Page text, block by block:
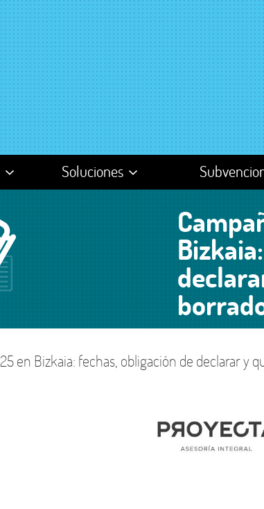
de
y
Soluciones
Gran empresa /
Tu portal laboral
en Bizkaia: fechas, obligación de declarar y